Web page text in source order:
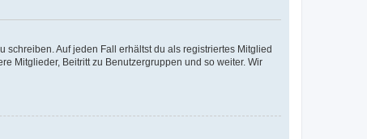
Auf jeden Fall erhältst du als registriertes Mitglied
Mitglieder, Beitritt zu Benutzergruppen und so weiter. Wir